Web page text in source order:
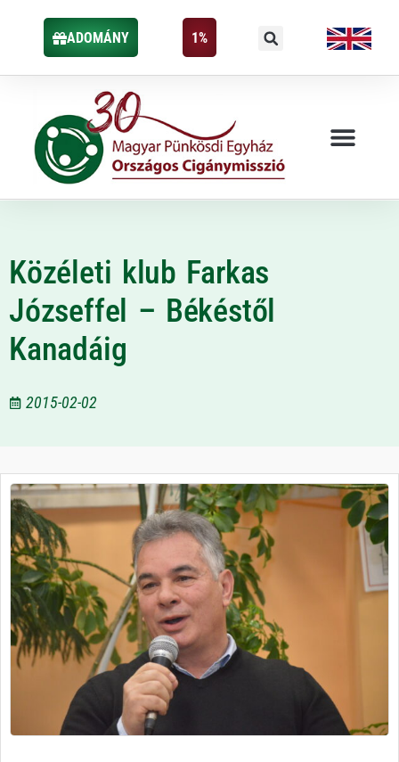
ADOMÁNY 1%
Közéleti klub Farkas
Józseffel – Békéstől
Kanadáig
2015-02-02